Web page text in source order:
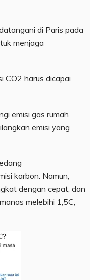
di Paris pada
menjaga
CO2 harus dicapai
emisi gas rumah
emisi yang
karbon. Namun,
dengan cepat, dan
melebihi 1,5C,